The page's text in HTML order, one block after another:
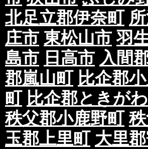
北足立郡伊奈町
庄市 東松山市 羽
島市 日高市 入間
郡嵐山町 比企郡
町 比企郡ときが
秩父郡小鹿野町
玉郡上里町 大里